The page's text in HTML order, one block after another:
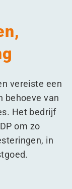
vereiste een
behoeve van
Het bedrijf
om zo
in